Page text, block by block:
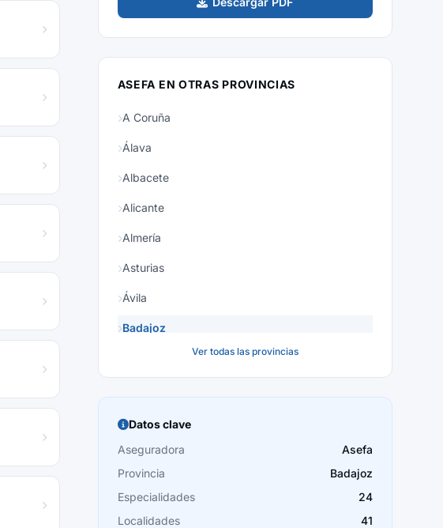
ASEFA EN OTRAS PROVINCIAS
A Coruña
Álava
Albacete
Alicante
Almería
Asturias
Ávila
Badajoz
Burgos
Cáceres
Cádiz
Cantabria
Ver todas las provincias
Datos clave
Aseguradora
Asefa
Provincia
Badajoz
Especialidades
24
Localidades
41